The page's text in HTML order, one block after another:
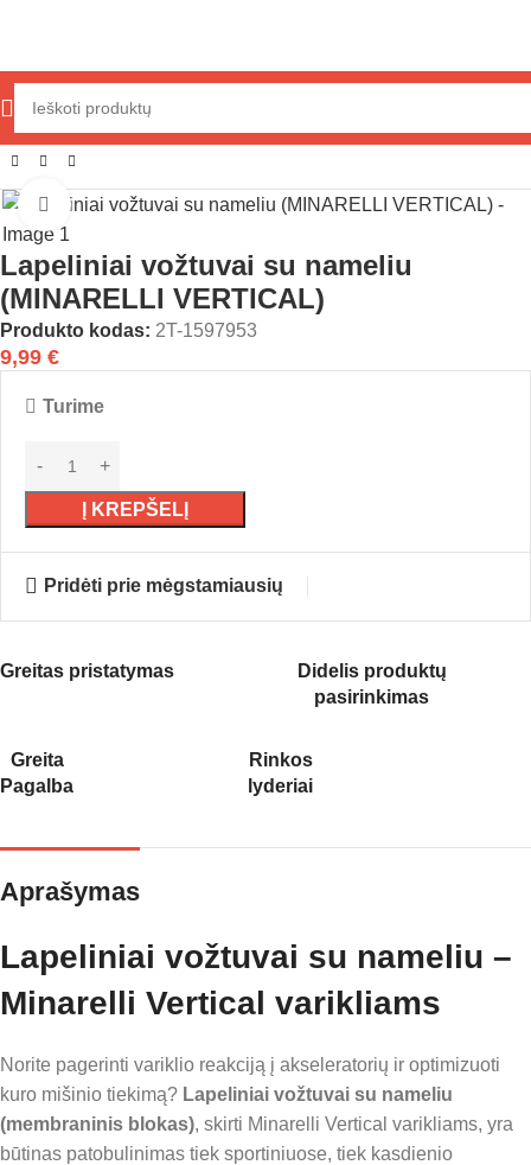
Pradžia Variklio dalys Oro/kuro sistema Lapeliniai vožtuvai
Click to enlarge
Lapeliniai vožtuvai su nameliu
(MINARELLI VERTICAL)
Produkto kodas: 2T-1597953
9,99 €
Turime
Į KREPŠELĮ
Pridėti prie mėgstamiausių
Greitas pristatymas
Didelis produktų
pasirinkimas
Greita
Pagalba
Rinkos
lyderiai
Aprašymas
Lapeliniai vožtuvai su nameliu –
Minarelli Vertical varikliams
Norite pagerinti variklio reakciją į akseleratorių ir optimizuoti
kuro mišinio tiekimą? Lapeliniai vožtuvai su nameliu
(membraninis blokas), skirti Minarelli Vertical varikliams, yra
būtinas patobulinimas tiek sportiniuose, tiek kasdienio